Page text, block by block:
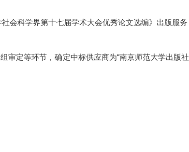
会科学界第十七届学术大会优秀论文选编》出版服务
审定等环节，确定中标供应商为“南京师范大学出版社